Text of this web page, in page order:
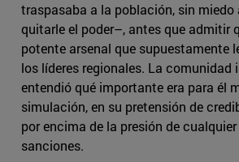
traspasaba a la población, sin miedo
quitarle el poder–, antes que admitir
potente arsenal que supuestamente
los líderes regionales. La comunidad
entendió qué importante era para él
simulación, en su pretensión de
por encima de la presión de
sanciones.